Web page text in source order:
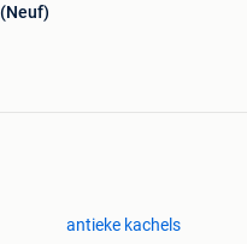
poele pellet Extraflame Ketty (Neuf)
antieke kachels